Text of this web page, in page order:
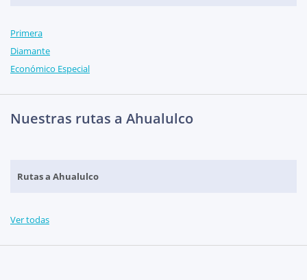
Primera
Diamante
Económico Especial
Nuestras rutas a Ahualulco
Rutas a Ahualulco
Ver todas